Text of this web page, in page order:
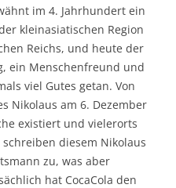
im 4. Jahrhundert ein
kleinasiatischen Region
Reichs, und heute der
ein Menschenfreund und
viel Gutes getan. Von
Nikolaus am 6. Dezember
existiert und vielerorts
diesem Nikolaus
zu, was aber
hat CocaCola den